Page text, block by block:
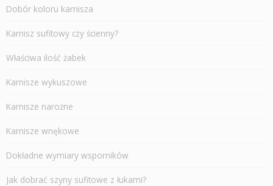
Dobór koloru karnisza
Karnisz sufitowy czy ścienny?
Właściwa ilość żabek
Karnisze wykuszowe
Karnisze narożne
Karnisze wnękowe
Dokładne wymiary wsporników
Jak dobrać szyny sufitowe z łukami?